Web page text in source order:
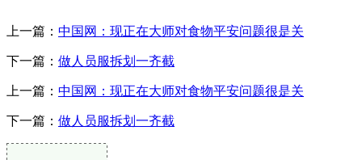
上一篇： 中国网：现正在大师对食物平安问题很是关
下一篇： 做人员服拆划一齐截
上一篇： 中国网：现正在大师对食物平安问题很是关
下一篇： 做人员服拆划一齐截